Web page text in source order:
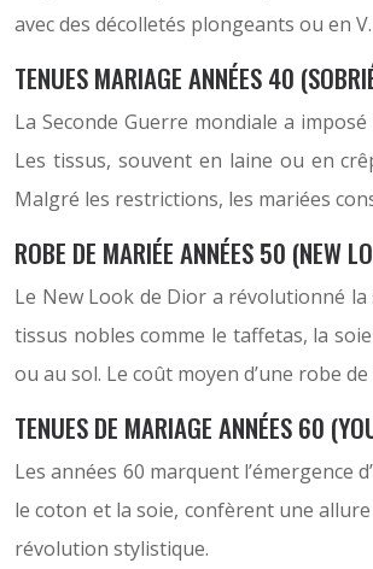
avec des décolletés plongeants ou en
TENUES MARIAGE ANNÉES 40
La Seconde Guerre mondiale a
Les tissus, souvent en laine ou en
Malgré les restrictions, les mariées
ROBE DE MARIÉE ANNÉES 50 (NEW
Le New Look de Dior a révolutionné
tissus nobles comme le taffetas, la
ou au sol. Le coût moyen d’une robe
TENUES DE MARIAGE ANNÉES 60
Les années 60 marquent l’émergence
le coton et la soie, confèrent une
révolution stylistique.